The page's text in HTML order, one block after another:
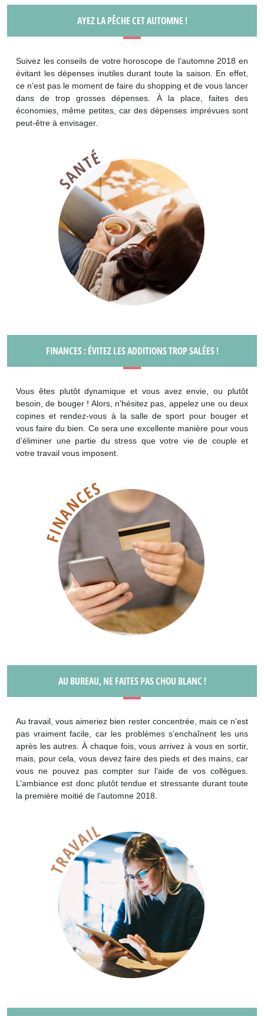
AYEZ LA PÊCHE CET AUTOMNE !
Suivez les conseils de votre horoscope de l’automne 2018 en
évitant les dépenses inutiles durant toute la saison. En effet,
ce n’est pas le moment de faire du shopping et de vous lancer
dans de trop grosses dépenses. À la place, faites des
économies, même petites, car des dépenses imprévues sont
peut-être à envisager.
FINANCES : ÉVITEZ LES ADDITIONS TROP SALÉES !
Vous êtes plutôt dynamique et vous avez envie, ou plutôt
besoin, de bouger ! Alors, n’hésitez pas, appelez une ou deux
copines et rendez-vous à la salle de sport pour bouger et
vous faire du bien. Ce sera une excellente manière pour vous
d’éliminer une partie du stress que votre vie de couple et
votre travail vous imposent.
AU BUREAU, NE FAITES PAS CHOU BLANC !
Au travail, vous aimeriez bien rester concentrée, mais ce n’est
pas vraiment facile, car les problèmes s’enchaînent les uns
après les autres. À chaque fois, vous arrivez à vous en sortir,
mais, pour cela, vous devez faire des pieds et des mains, car
vous ne pouvez pas compter sur l’aide de vos collègues.
L’ambiance est donc plutôt tendue et stressante durant toute
la première moitié de l’automne 2018.